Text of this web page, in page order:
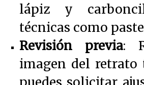
lápiz y
técnicas como
Revisión previa:
imagen del retrato